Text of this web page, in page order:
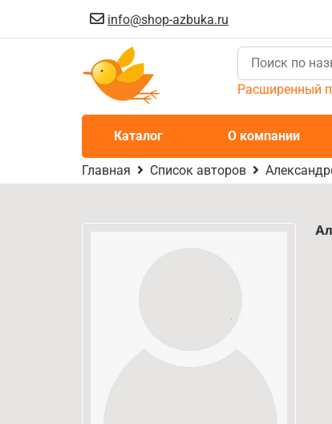
info@shop-azbuka.ru
Расширенный
Каталог О компании
Главная Список авторов